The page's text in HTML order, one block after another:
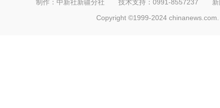
制作：中新社新疆分社 技术支持：0991-8557237
Copyright ©1999-2024